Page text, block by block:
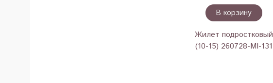
В корзину
Жилет подростковый
(10-15) 260728-MI-131